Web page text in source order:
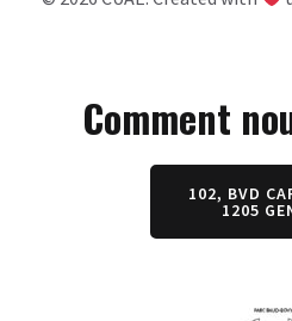
Comment
102, BVD
1205